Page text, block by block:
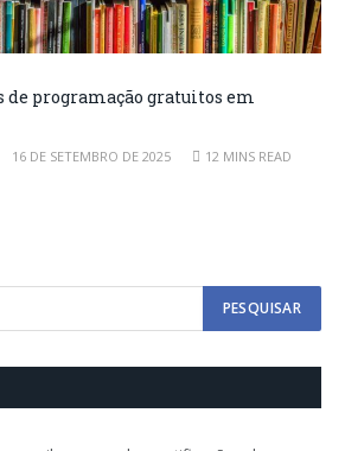
de programação gratuitos em
16 DE SETEMBRO DE 2025 12 MINS READ